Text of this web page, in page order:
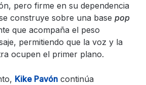
pero firme en su dependencia
construye sobre una base pop
que acompaña el peso
permitiendo que la voz y la
ocupen el primer plano.
Kike Pavón continúa